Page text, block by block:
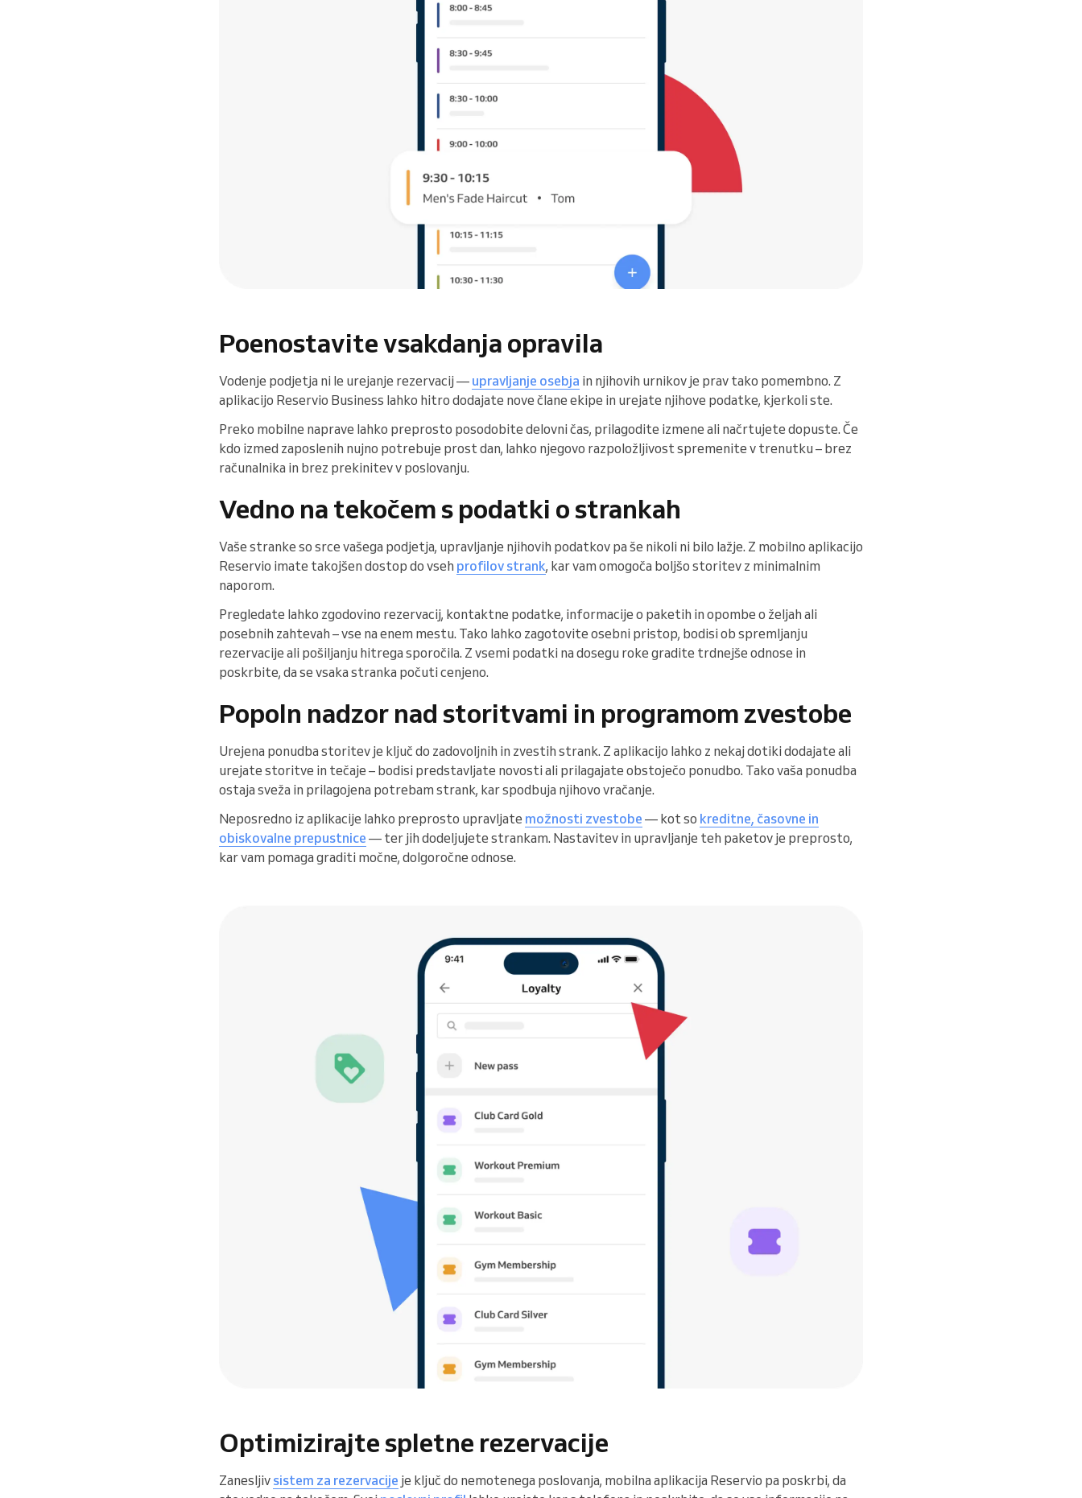
Poenostavite vsakdanja opravila
Vodenje podjetja ni le urejanje rezervacij — upravljanje osebja in njihovih urnikov je prav tako pomembno. Z
aplikacijo Reservio Business lahko hitro dodajate nove člane ekipe in urejate njihove podatke, kjerkoli ste.
Preko mobilne naprave lahko preprosto posodobite delovni čas, prilagodite izmene ali načrtujete dopuste. Če
kdo izmed zaposlenih nujno potrebuje prost dan, lahko njegovo razpoložljivost spremenite v trenutku – brez
računalnika in brez prekinitev v poslovanju.
Vedno na tekočem s podatki o strankah
Vaše stranke so srce vašega podjetja, upravljanje njihovih podatkov pa še nikoli ni bilo lažje. Z mobilno aplikacijo
Reservio imate takojšen dostop do vseh profilov strank, kar vam omogoča boljšo storitev z minimalnim
naporom.
Pregledate lahko zgodovino rezervacij, kontaktne podatke, informacije o paketih in opombe o željah ali
posebnih zahtevah – vse na enem mestu. Tako lahko zagotovite osebni pristop, bodisi ob spremljanju
rezervacije ali pošiljanju hitrega sporočila. Z vsemi podatki na dosegu roke gradite trdnejše odnose in
poskrbite, da se vsaka stranka počuti cenjeno.
Popoln nadzor nad storitvami in programom zvestobe
Urejena ponudba storitev je ključ do zadovoljnih in zvestih strank. Z aplikacijo lahko z nekaj dotiki dodajate ali
urejate storitve in tečaje – bodisi predstavljate novosti ali prilagajate obstoječo ponudbo. Tako vaša ponudba
ostaja sveža in prilagojena potrebam strank, kar spodbuja njihovo vračanje.
Neposredno iz aplikacije lahko preprosto upravljate možnosti zvestobe — kot so kreditne, časovne in
obiskovalne prepustnice — ter jih dodeljujete strankam. Nastavitev in upravljanje teh paketov je preprosto,
kar vam pomaga graditi močne, dolgoročne odnose.
Optimizirajte spletne rezervacije
Zanesljiv sistem za rezervacije je ključ do nemotenega poslovanja, mobilna aplikacija Reservio pa poskrbi, da